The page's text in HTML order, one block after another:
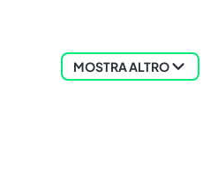
MOSTRA ALTRO